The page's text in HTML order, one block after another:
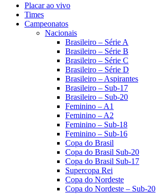
Placar ao vivo
Times
Campeonatos
Nacionais
Brasileiro – Série A
Brasileiro – Série B
Brasileiro – Série C
Brasileiro – Série D
Brasileiro – Aspirantes
Brasileiro – Sub-17
Brasileiro – Sub-20
Feminino – A1
Feminino – A2
Feminino – Sub-18
Feminino – Sub-16
Copa do Brasil
Copa do Brasil Sub-20
Copa do Brasil Sub-17
Supercopa Rei
Copa do Nordeste
Copa do Nordeste – Sub-20